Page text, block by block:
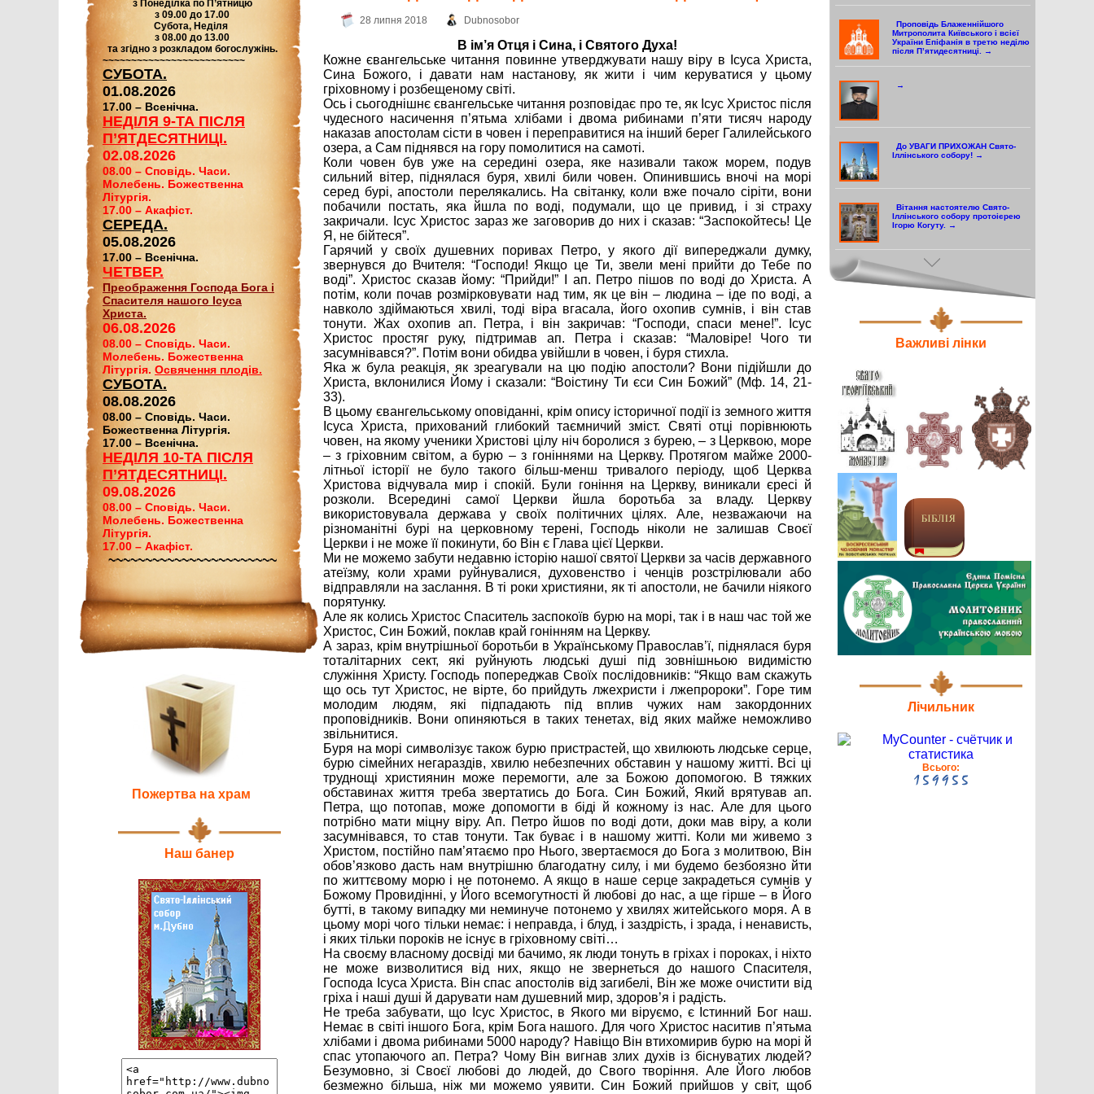
з Понеділка по П’ятницю
з 09.00 до 17.00
Субота, Неділя
з 08.00 до 13.00
та згідно з розкладом богослужінь.
~~~~~~~~~~~~~~~~~~~~~~~~~
СУБОТА.
01.08.2026
17.00 – Всенічна.
НЕДІЛЯ 9-ТА ПІСЛЯ
П’ЯТДЕСЯТНИЦІ.
02.08.2026
08.00 – Сповідь. Часи.
Молебень. Божественна
Літургія.
17.00 – Акафіст.
СЕРЕДА.
05.08.2026
17.00 – Всенічна.
ЧЕТВЕР.
Преображення Господа Бога і
Спасителя нашого Ісуса
Христа.
06.08.2026
08.00 – Сповідь. Часи.
Молебень. Божественна
Літургія. Освячення плодів.
СУБОТА.
08.08.2026
08.00 – Сповідь. Часи.
Божественна Літургія.
17.00 – Всенічна.
НЕДІЛЯ 10-ТА ПІСЛЯ
П’ЯТДЕСЯТНИЦІ.
09.08.2026
08.00 – Сповідь. Часи.
Молебень. Божественна
Літургія.
17.00 – Акафіст.
~~~~~~~~~~~~~~~~~~~~~~~
Пожертва на храм
Наш банер
Проповідь Блаженнійшого
Митрополита Київського і всієї
України Епіфанія в третю неділю
після П’ятидесятниці. →
→
До УВАГИ ПРИХОЖАН Свято-
Іллінського собору! →
Вітання настоятелю Свято-
Іллінського собору протоієрею
Ігорю Когуту. →
Привітання з нагоди другої
річниці інтронізації та Дня
народження Блаженнійшого
митрополита Київського і всієї
РІЗДВЯНИЙ ПІСТ. →
Вітання Архиєпископу Іларіону
з Днем Тезоіменитства. →
Проповідь у 18-ту неділю після
П’ятидесятниці. →
Вітання клірику Свято-
Іллінського собору протодиякону
Архієпископ Іларіон очолив
Божественну літургію у Свято-
Іллінському соборі міста Дубно.
→
Проповідь Блаженнійшого
Митрополита Київського і всієї
Важливі лінки
Лічильник
Всього:
28 липня 2018 Dubnosobor
В ім’я Отця і Сина, і Святого Духа!
Кожне євангельське читання повинне утверджувати нашу віру в Ісуса Христа,
Сина Божого, і давати нам настанову, як жити і чим керуватися у цьому
гріховному і розбещеному світі.
Ось і сьогоднішнє євангельське читання розповідає про те, як Ісус Христос після
чудесного насичення п’ятьма хлібами і двома рибинами п’яти тисяч народу
наказав апостолам сісти в човен і переправитися на інший берег Галилейського
озера, а Сам піднявся на гору помолитися на самоті.
Коли човен був уже на середині озера, яке називали також морем, подув
сильний вітер, піднялася буря, хвилі били човен. Опинившись вночі на морі
серед бурі, апостоли перелякались. На світанку, коли вже почало сіріти, вони
побачили постать, яка йшла по воді, подумали, що це привид, і зі страху
закричали. Ісус Христос зараз же заговорив до них і сказав: “Заспокойтесь! Це
Я, не бійтеся”.
Гарячий у своїх душевних поривах Петро, у якого дії випереджали думку,
звернувся до Вчителя: “Господи! Якщо це Ти, звели мені прийти до Тебе по
воді”. Христос сказав йому: “Прийди!” І ап. Петро пішов по воді до Христа. А
потім, коли почав розмірковувати над тим, як це він – людина – іде по воді, а
навколо здіймаються хвилі, тоді віра вгасала, його охопив сумнів, і він став
тонути. Жах охопив ап. Петра, і він закричав: “Господи, спаси мене!”. Ісус
Христос простяг руку, підтримав ап. Петра і сказав: “Маловіре! Чого ти
засумнівався?”. Потім вони обидва увійшли в човен, і буря стихла.
Яка ж була реакція, як зреагували на цю подію апостоли? Вони підійшли до
Христа, вклонилися Йому і сказали: “Воістину Ти єси Син Божий” (Мф. 14, 21-
33).
В цьому євангельському оповіданні, крім опису історичної події із земного життя
Ісуса Христа, прихований глибокий таємничий зміст. Святі отці порівнюють
човен, на якому ученики Христові цілу ніч боролися з бурею, – з Церквою, море
– з гріховним світом, а бурю – з гоніннями на Церкву. Протягом майже 2000-
літньої історії не було такого більш-менш тривалого періоду, щоб Церква
Христова відчувала мир і спокій. Були гоніння на Церкву, виникали єресі й
розколи. Всередині самої Церкви йшла боротьба за владу. Церкву
використовувала держава у своїх політичних цілях. Але, незважаючи на
різноманітні бурі на церковному терені, Господь ніколи не залишав Своєї
Церкви і не може її покинути, бо Він є Глава цієї Церкви.
Ми не можемо забути недавню історію нашої святої Церкви за часів державного
атеїзму, коли храми руйнувалися, духовенство і ченців розстрілювали або
відправляли на заслання. В ті роки християни, як ті апостоли, не бачили ніякого
порятунку.
Але як колись Христос Спаситель заспокоїв бурю на морі, так і в наш час той же
Христос, Син Божий, поклав край гонінням на Церкву.
А зараз, крім внутрішньої боротьби в Українському Православ’ї, піднялася буря
тоталітарних сект, які руйнують людські душі під зовнішньою видимістю
служіння Христу. Господь попереджав Своїх послідовників: “Якщо вам скажуть
що ось тут Христос, не вірте, бо прийдуть лжехристи і лжепророки”. Горе тим
молодим людям, які підпадають під вплив чужих нам закордонних
проповідників. Вони опиняються в таких тенетах, від яких майже неможливо
звільнитися.
Буря на морі символізує також бурю пристрастей, що хвилюють людське серце,
бурю сімейних негараздів, хвилю небезпечних обставин у нашому житті. Всі ці
труднощі християнин може перемогти, але за Божою допомогою. В тяжких
обставинах життя треба звертатись до Бога. Син Божий, Який врятував ап.
Петра, що потопав, може допомогти в біді й кожному із нас. Але для цього
потрібно мати міцну віру. Ап. Петро йшов по воді доти, доки мав віру, а коли
засумнівався, то став тонути. Так буває і в нашому житті. Коли ми живемо з
Христом, постійно пам’ятаємо про Нього, звертаємося до Бога з молитвою, Він
обов’язково дасть нам внутрішню благодатну силу, і ми будемо безбоязно йти
по життєвому морю і не потонемо. А якщо в наше серце закрадеться сумнів у
Божому Провидінні, у Його всемогутності й любові до нас, а ще гірше – в Його
бутті, в такому випадку ми неминуче потонемо у хвилях житейського моря. А в
цьому морі чого тільки немає: і неправда, і блуд, і заздрість, і зрада, і ненависть,
і яких тільки пороків не існує в гріховному світі…
На своєму власному досвіді ми бачимо, як люди тонуть в гріхах і пороках, і ніхто
не може визволитися від них, якщо не звернеться до нашого Спасителя,
Господа Ісуса Христа. Він спас апостолів від загибелі, Він же може очистити від
гріха і наші душі й дарувати нам душевний мир, здоров’я і радість.
Не треба забувати, що Ісус Христос, в Якого ми віруємо, є Істинний Бог наш.
Немає в світі іншого Бога, крім Бога нашого. Для чого Христос наситив п’ятьма
хлібами і двома рибинами 5000 народу? Навіщо Він втихомирив бурю на морі й
спас утопаючого ап. Петра? Чому Він вигнав злих духів із біснуватих людей?
Безумовно, зі Своєї любові до людей, до Свого творіння. Але Його любов
безмежно більша, ніж ми можемо уявити. Син Божий прийшов у світ, щоб